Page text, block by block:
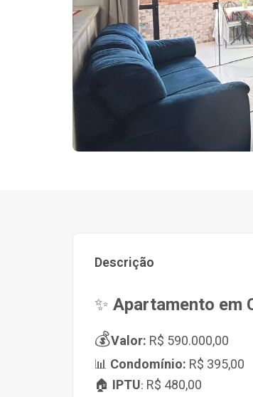
Descrição
✨ Apartamento em
💰Valor: R$ 590.000,00
📊 Condomínio: R$ 395,00
🏠 IPTU: R$ 480,00